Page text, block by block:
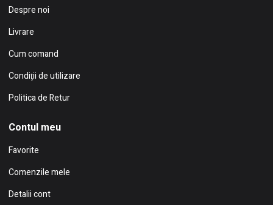
Despre noi
Livrare
Cum comand
Condiţii de utilizare
Politica de Retur
Contul meu
Favorite
Comenzile mele
Detalii cont